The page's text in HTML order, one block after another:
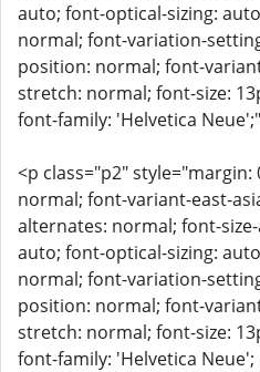
auto; font-optical-sizing:
normal; font-variation-
position: normal; font-
stretch: normal; font-size:
font-family: 'Helvetica
<p class="p2"
normal; font-variant-east-
alternates: normal; font-
auto; font-optical-sizing:
normal; font-variation-
position: normal; font-
stretch: normal; font-size:
font-family: 'Helvetica